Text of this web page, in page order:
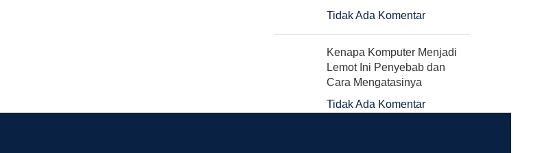
Tidak Ada Komentar
Kenapa Komputer Menjadi
Lemot Ini Penyebab dan
Cara Mengatasinya
Tidak Ada Komentar